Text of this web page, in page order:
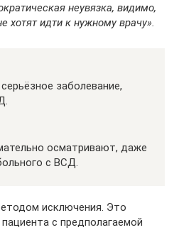
неувязка, видимо,
хотят идти к нужному врачу».
заболевание,
осматривают, даже
с ВСД.
исключения. Это
с предполагаемой